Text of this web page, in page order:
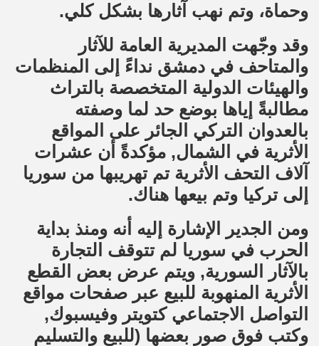
وحماة، وتم نهب آثارها بشكل كلي.
وقد وجّهت المديرية العامة للآثار
والمتاحف في دمشق نداءً إلى المنظمات
والهيئات الدولية المتخصصة بالتراث
مطالبةً إياها بوضع حد لما وصفته
بالعدوان التركي الجائر على المواقع
الأثرية في الشمال, مؤكدةً أن عشرات
آلاف التحف الأثرية تم تهريبها من سوريا
إلى تركيا وتم بيعها هناك.
ومن الجدير الإشارة إليه أنه ومنذ بداية
الحرب في سوريا لم تتوقف التجارة
بالآثار السورية, ويتم عرض بعض القطع
الأثرية المنهوبة للبيع عبر صفحات مواقع
التواصل الاجتماعي كتويتر وفيسبوك,
وكتب فوق صور بعضها (للبيع والتسليم